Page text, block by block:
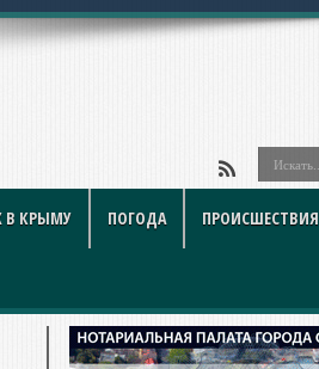
В КРЫМУ ПОГОДА ПРОИСШЕСТВИЯ